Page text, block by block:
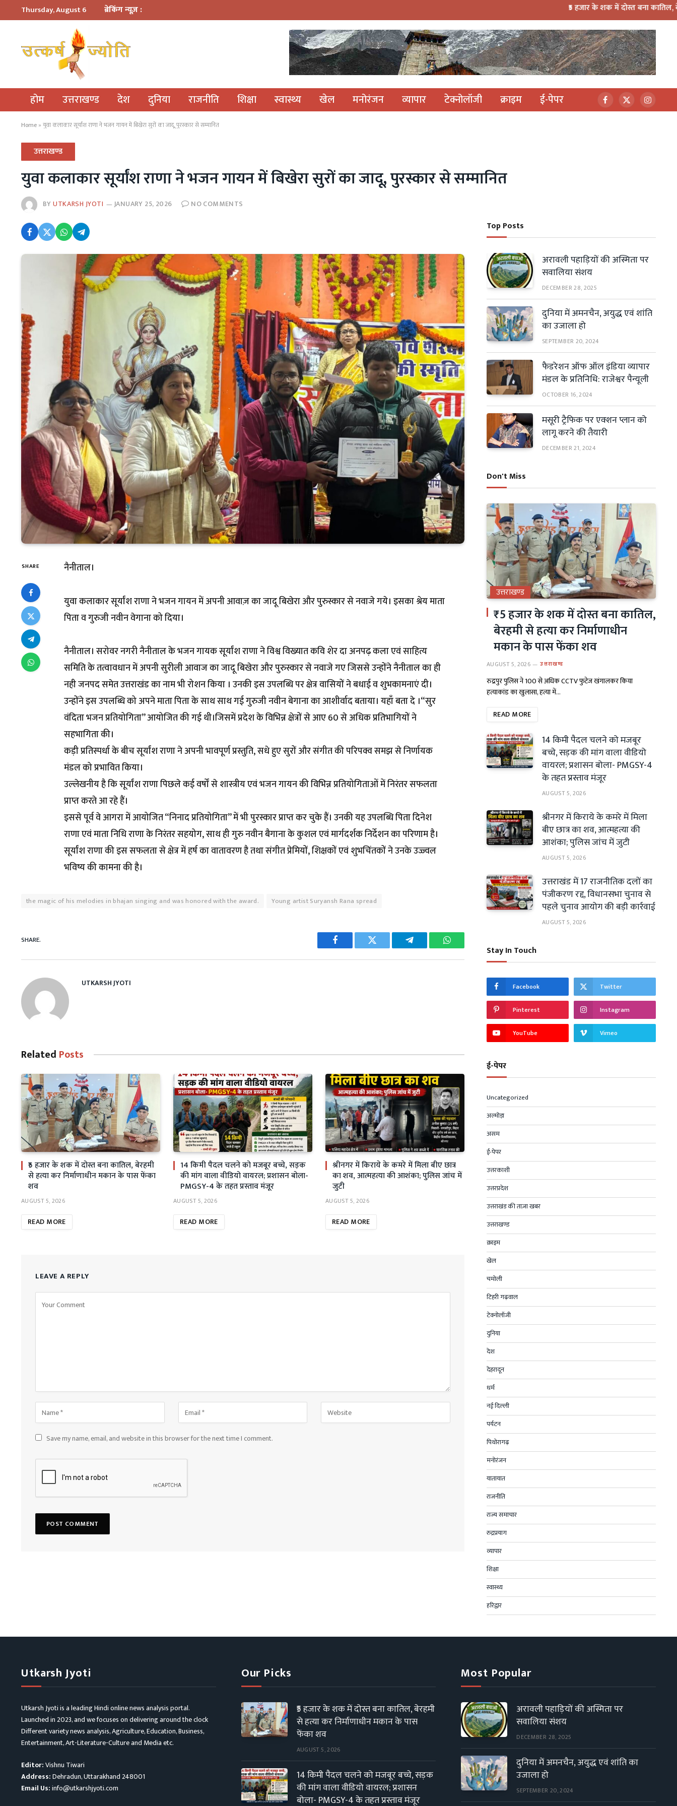
Thursday, August 6 ब्रेकिंग न्यूज़ : ₹5 हजार के शक में दोस्त बना कातिल, बेरहमी से हत्या कर
होम उत्तराखण्ड देश दुनिया राजनीति शिक्षा स्वास्थ्य खेल मनोरंजन व्यापार टेक्नोलॉजी क्राइम ई-पेपर Facebook
X
(Twitter)
Home » युवा कलाकार सूर्यांश राणा ने भजन गायन में बिखेरा सुरों का जादू, पुरस्कार से सम्मानित
उत्तराखण्ड
युवा कलाकार सूर्यांश राणा ने भजन गायन में बिखेरा सुरों का जादू, पुरस्कार से सम्मानित
BYUTKARSH JYOTI JANUARY 25, 2026 NO COMMENTS
SHARE नैनीताल।
युवा कलाकार सूर्यांश राणा ने भजन गायन में अपनी आवाज़ का जादू बिखेरा और पुरुस्कार से नवाजे गये। इसका श्रेय माता
पिता व गुरुजी नवीन वेगाना को दिया।
नैनीताल। सरोवर नगरी नैनीताल के भजन गायक सूर्यांश राणा ने विश्व विख्यात कवि शेर दा अनपढ़ कला एवं साहित्य
समिति के तत्वावधान में अपनी सुरीली आवाज का जादू बिखेरा और पुरुस्कार से नवाजे गए जिससे उन्होंने नैनीताल का ही
नही जनपद समेत उत्तराखंड का नाम भी रोशन किया । उनकी इस उपलब्धि पर क्षेत्र वासियों ने बधाई व शुभकामनाएं दी।
उन्होंने इस उपलब्धि को अपने माता पिता के साथ साथ गई गुरुजी नवीन बेगाना का आशीर्वाद बताया। यहाँ बता दे ।“सुर
वंदिता भजन प्रतियोगिता” आयोजित की गई थी।जिसमें प्रदेश के विभिन्न क्षेत्रों से आए 60 से अधिक प्रतिभागियों ने
सहभागिता की।
कड़ी प्रतिस्पर्धा के बीच सूर्यांश राणा ने अपनी भावपूर्ण प्रस्तुति, सधे हुए सुरों और संगीत की परिपक्व समझ से निर्णायक
मंडल को प्रभावित किया।
उल्लेखनीय है कि सूर्यांश राणा पिछले कई वर्षों से शास्त्रीय एवं भजन गायन की विभिन्न प्रतियोगिताओं में निरंतर सफलता
प्राप्त करते आ रहे हैं।
इससे पूर्व वे आगरा में आयोजित “निनाद प्रतियोगिता” में भी पुरस्कार प्राप्त कर चुके हैं। उनकी यह उपलब्धि पिता दिनेश
राणा एवं माता निधि राणा के निरंतर सहयोग, साथ ही गुरु नवीन बैगाना के कुशल एवं मार्गदर्शक निर्देशन का परिणाम है।
सूर्यांश राणा की इस सफलता से क्षेत्र में हर्ष का वातावरण है तथा संगीत प्रेमियों, शिक्षकों एवं शुभचिंतकों ने उनके उज्ज्वल
भविष्य की कामना की है।
the magic of his melodies in bhajan singing and was honored with the award. Young artist Suryansh Rana spread
SHARE.
Facebook Twitter Telegram WhatsApp
UTKARSH JYOTI
Related Posts
₹5 हजार के शक में दोस्त बना कातिल, बेरहमी
से हत्या कर निर्माणाधीन मकान के पास फेंका
शव
AUGUST 5, 2026
READ MORE
14 किमी पैदल चलने को मजबूर बच्चे, सड़क
की मांग वाला वीडियो वायरल; प्रशासन बोला-
PMGSY-4 के तहत प्रस्ताव मंजूर
AUGUST 5, 2026
READ MORE
श्रीनगर में किराये के कमरे में मिला बीए छात्र
का शव, आत्महत्या की आशंका; पुलिस जांच में
जुटी
AUGUST 5, 2026
READ MORE
LEAVE A REPLY
Save my name, email, and website in this browser for the next time I comment.
Top Posts
अरावली पहाड़ियों की अस्मिता पर
सवालिया संशय
DECEMBER 28, 2025
दुनिया में अमनचैन, अयुद्ध एवं शांति
का उजाला हो
SEPTEMBER 20, 2024
फैडरेशन ऑफ ऑल इंडिया व्यापार
मंडल के प्रतिनिधि: राजेश्वर पैन्यूली
OCTOBER 16, 2024
मसूरी ट्रैफिक पर एक्शन प्लान को
लागू करने की तैयारी
DECEMBER 21, 2024
Don't Miss
उत्तराखण्ड
₹5 हजार के शक में दोस्त बना कातिल,
बेरहमी से हत्या कर निर्माणाधीन
मकान के पास फेंका शव
AUGUST 5, 2026 उत्तराखण्ड
रुद्रपुर पुलिस ने 100 से अधिक CCTV फुटेज खंगालकर किया
हत्याकांड का खुलासा, हत्या में…
READ MORE
14 किमी पैदल चलने को मजबूर
बच्चे, सड़क की मांग वाला वीडियो
वायरल; प्रशासन बोला- PMGSY-4
के तहत प्रस्ताव मंजूर
AUGUST 5, 2026
श्रीनगर में किराये के कमरे में मिला
बीए छात्र का शव, आत्महत्या की
आशंका; पुलिस जांच में जुटी
AUGUST 5, 2026
उत्तराखंड में 17 राजनीतिक दलों का
पंजीकरण रद्द, विधानसभा चुनाव से
पहले चुनाव आयोग की बड़ी कार्रवाई
AUGUST 5, 2026
Stay In Touch
Facebook Twitter
Pinterest Instagram
YouTube Vimeo
ई-पेपर
Uncategorized
अल्मोड़ा
असम
ई-पेपर
उत्तरकाशी
उत्तरप्रदेश
उत्तराखंड की ताज़ा खबर
उत्तराखण्ड
क्राइम
खेल
चमोली
टिहरी गढ़वाल
टेक्नोलॉजी
दुनिया
देश
देहरादून
धर्म
नई दिल्ली
पर्यटन
पिथोरागढ़
मनोरंजन
यातायात
राजनीति
राज्य समाचार
रुद्रप्रयाग
व्यापार
शिक्षा
स्वास्थ्य
हरिद्वार
Utkarsh Jyoti
Utkarsh Jyoti is a leading Hindi online news analysis portal.
Launched in 2023, and we focuses on delivering around the clock
Different variety news analysis, Agriculture, Education, Business,
Entertainment, Art-Literature-Culture and Media etc.
Editor:Vishnu Tiwari
Address:Dehradun, Uttarakhand 248001
Email Us:info@utkarshjyoti.com
Our Picks
₹5 हजार के शक में दोस्त बना कातिल, बेरहमी
से हत्या कर निर्माणाधीन मकान के पास
फेंका शव
AUGUST 5, 2026
14 किमी पैदल चलने को मजबूर बच्चे, सड़क
की मांग वाला वीडियो वायरल; प्रशासन
बोला- PMGSY-4 के तहत प्रस्ताव मंजूर
Most Popular
अरावली पहाड़ियों की अस्मिता पर
सवालिया संशय
DECEMBER 28, 2025
दुनिया में अमनचैन, अयुद्ध एवं शांति का
उजाला हो
SEPTEMBER 20, 2024